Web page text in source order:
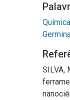
SILVA,